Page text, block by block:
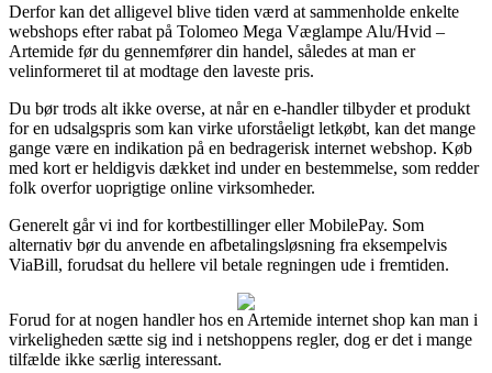
Derfor kan det alligevel blive tiden værd at sammenholde enkelte
webshops efter rabat på Tolomeo Mega Væglampe Alu/Hvid –
Artemide før du gennemfører din handel, således at man er
velinformeret til at modtage den laveste pris.
Du bør trods alt ikke overse, at når en e-handler tilbyder et produkt
for en udsalgspris som kan virke uforståeligt letkøbt, kan det mange
gange være en indikation på en bedragerisk internet webshop. Køb
med kort er heldigvis dækket ind under en bestemmelse, som redder
folk overfor uoprigtige online virksomheder.
Generelt går vi ind for kortbestillinger eller MobilePay. Som
alternativ bør du anvende en afbetalingsløsning fra eksempelvis
ViaBill, forudsat du hellere vil betale regningen ude i fremtiden.
Forud for at nogen handler hos en Artemide internet shop kan man i
virkeligheden sætte sig ind i netshoppens regler, dog er det i mange
tilfælde ikke særlig interessant.